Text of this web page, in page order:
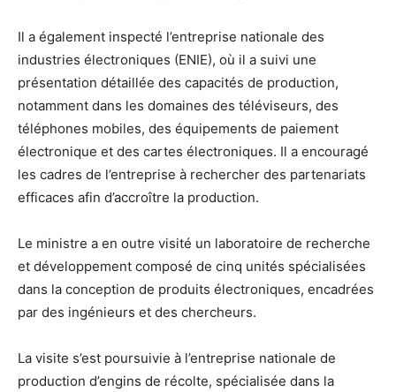
Il a également inspecté l’entreprise nationale des
industries électroniques (ENIE), où il a suivi une
présentation détaillée des capacités de production,
notamment dans les domaines des téléviseurs, des
téléphones mobiles, des équipements de paiement
électronique et des cartes électroniques. Il a encouragé
les cadres de l’entreprise à rechercher des partenariats
efficaces afin d’accroître la production.
Le ministre a en outre visité un laboratoire de recherche
et développement composé de cinq unités spécialisées
dans la conception de produits électroniques, encadrées
par des ingénieurs et des chercheurs.
La visite s’est poursuivie à l’entreprise nationale de
production d’engins de récolte, spécialisée dans la